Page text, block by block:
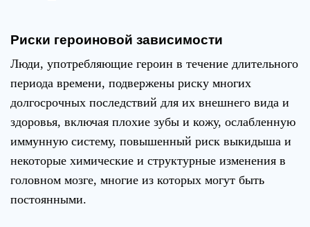
Риски героиновой зависимости
Люди, употребляющие героин в течение длительного
периода времени, подвержены риску многих
долгосрочных последствий для их внешнего вида и
здоровья, включая плохие зубы и кожу, ослабленную
иммунную систему, повышенный риск выкидыша и
некоторые химические и структурные изменения в
головном мозге, многие из которых могут быть
постоянными.